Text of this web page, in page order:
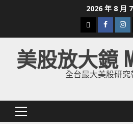
2026 年 8 月
下
載
美
股
美股放大鏡
全台最大美股研究
Primary